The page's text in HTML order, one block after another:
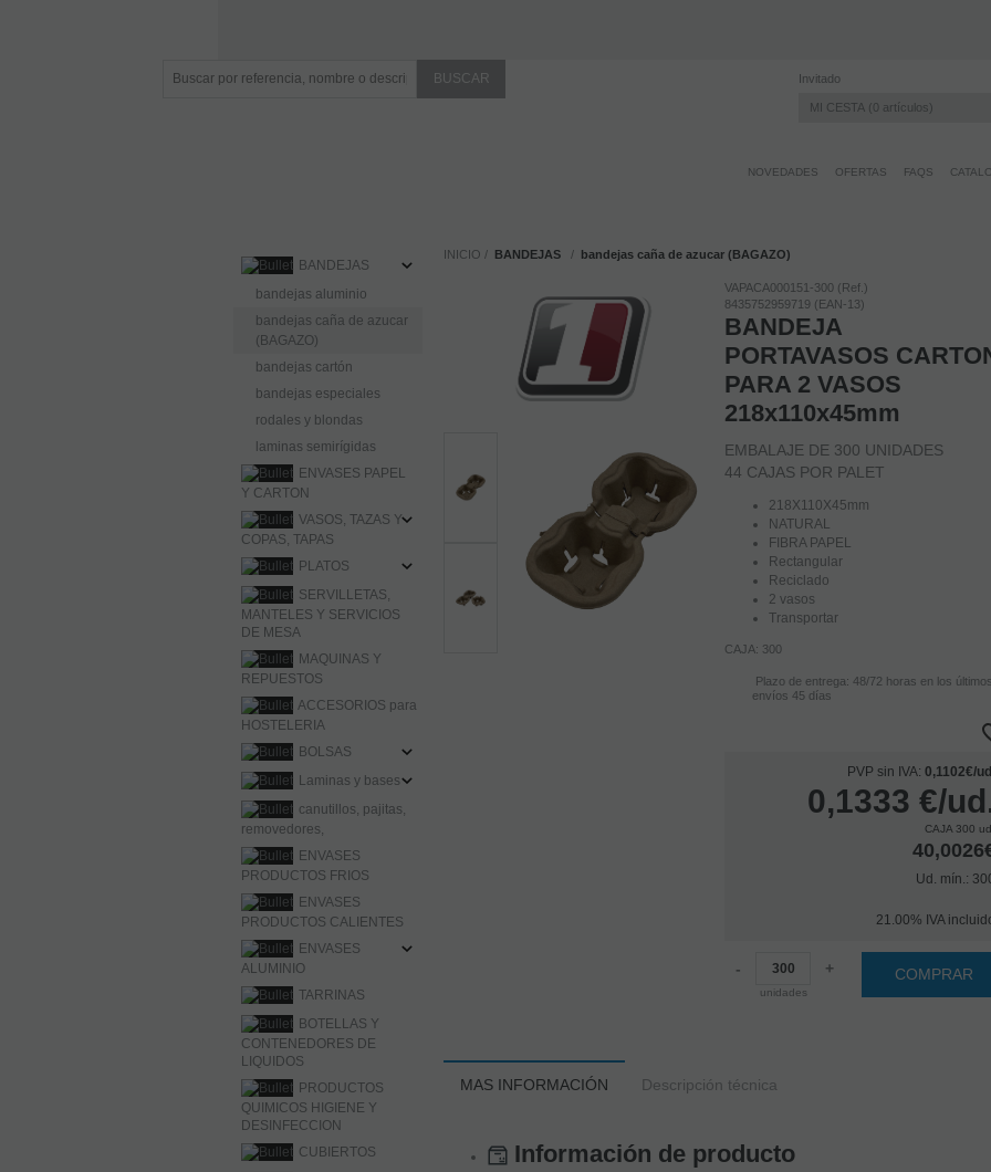
Invitado
MI CESTA 0 artículos
NOVEDADES OFERTAS FAQS
BANDEJAS
bandejas aluminio
bandejas caña de azucar
(BAGAZO)
bandejas cartón
bandejas especiales
rodales y blondas
laminas semirígidas
ENVASES PAPEL
Y CARTON
VASOS, TAZAS Y
COPAS, TAPAS
PLATOS
SERVILLETAS,
MANTELES Y SERVICIOS
DE MESA
MAQUINAS Y
REPUESTOS
ACCESORIOS para
HOSTELERIA
BOLSAS
Laminas y bases
canutillos, pajitas,
removedores,
ENVASES
PRODUCTOS FRIOS
ENVASES
PRODUCTOS CALIENTES
ENVASES
ALUMINIO
TARRINAS
BOTELLAS Y
CONTENEDORES DE
LIQUIDOS
PRODUCTOS
QUIMICOS HIGIENE Y
DESINFECCION
CUBIERTOS
INICIO BANDEJAS bandejas caña de azucar (BAGAZO)
VAPACA000151-300 (Ref.)
8435752959719 (EAN-13)
BANDEJA
PORTAVASOS
PARA 2 VASOS
218x110x45mm
EMBALAJE DE 300 UNIDADES
44 CAJAS POR PALET
218X110X45mm
NATURAL
FIBRA PAPEL
Rectangular
Reciclado
2 vasos
Transportar
CAJA: 300
Plazo de entrega: 48/72 horas en los últimos
envíos 45 días
PVP sin IVA: 0,1102€/
0,1333 €/
CAJA 300
Ud. mín.:
21.00% IVA
-
unidades
+ COMPRAR
MAS INFORMACIÓN Descripción técnica
Información de producto